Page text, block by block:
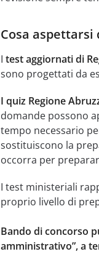
Cosa aspettarsi
I test aggiornati di
sono progettati da
I quiz Regione
domande possono
tempo necessario
sostituiscono la
occorra per
I test ministeriali
proprio livello di
Bando di concorso
amministrativo”, a